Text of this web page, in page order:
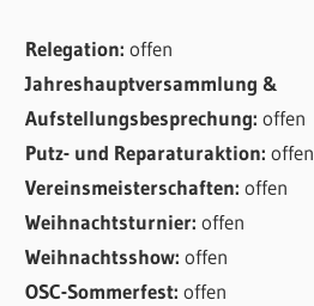
Relegation:offen
Jahreshauptversammlung &
Aufstellungsbesprechung:offen
Putz- und Reparaturaktion:offen
Vereinsmeisterschaften:offen
Weihnachtsturnier:offen
Weihnachtsshow:offen
OSC-Sommerfest:offen